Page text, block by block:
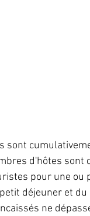
sont
d'hôtes sont
pour une ou
déjeuner et du
ne